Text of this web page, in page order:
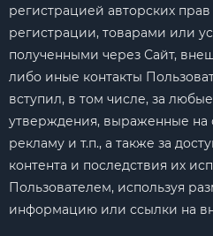
регистрацией авторских
регистрации, товарами или
полученными через Сайт,
либо иные контакты
вступил, в том числе, за
утверждения, выраженные на
рекламу и т.п., а также за
контента и последствия их
Пользователем, используя
информацию или ссылки на